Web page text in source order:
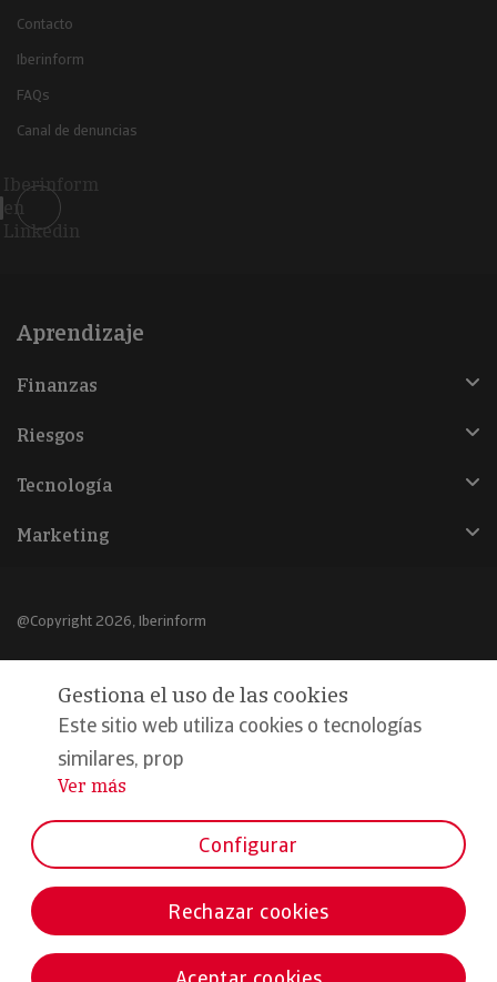
Contacto
Iberinform
FAQs
Canal de denuncias
Iberinform
en
Linkedin
Aprendizaje
Finanzas
Riesgos
Tecnología
Marketing
@Copyright 2026, Iberinform
Declaración de privacidad
Compromiso calidad y seguridad
Formamos parte de:
Gestiona el uso de las cookies
Este sitio web utiliza cookies o tecnologías
similares, prop
...
Ver más
Configurar
Rechazar cookies